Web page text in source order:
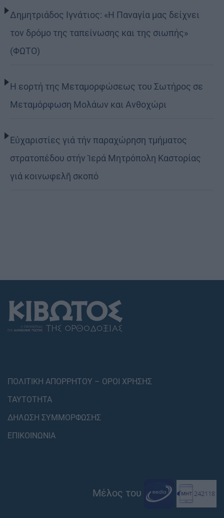
Δημητριάδος Ιγνάτιος: «Η Παναγία μας δείχνει
τον δρόμο της ταπείνωσης και της σιωπής»
(ΦΩΤΟ)
Η εορτή της Μεταμορφώσεως του Σωτήρος σε
Μεταμόρφωση Μολάων και Ανθοχώρι
Εὐχαριστίες γιά τήν παραχώρηση τμήματος
στρατοπέδου στήν Ἱερά Μητρόπολη Καστορίας
γιά κοινωφελῆ σκοπό
ΠΟΛΙΤΙΚΗ ΑΠΟΡΡΗΤΟΥ – ΟΡΟΙ ΧΡΗΣΗΣ
ΤΑΥΤΟΤΗΤΑ
ΔΗΛΩΣΗ ΣΥΜΜΟΡΦΩΣΗΣ
ΕΠΙΚΟΙΝΩΝΙΑ
Μέλος του